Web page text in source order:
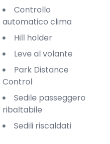
Controllo
automatico clima
Hill holder
Leve al volante
Park Distance
Control
Sedile passeggero
ribaltabile
Sedili riscaldati